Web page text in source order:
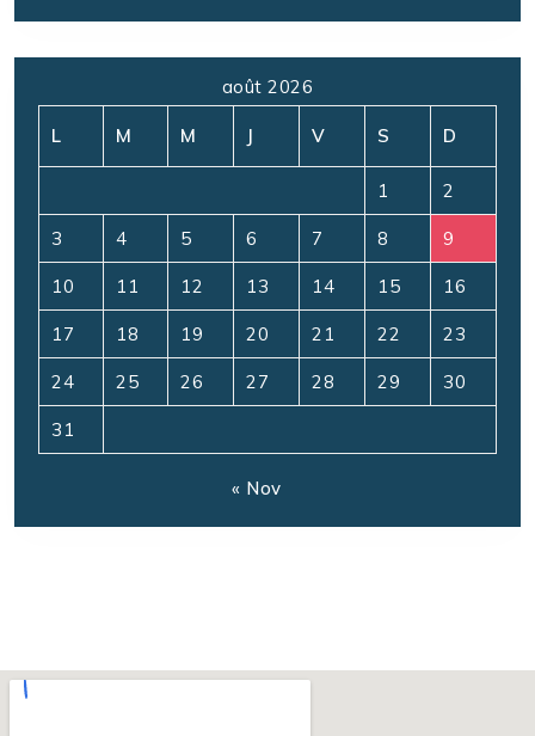
août 2026
L M M J V S D
1 2
3 4 5 6 7 8 9
10 11 12 13 14 15 16
17 18 19 20 21 22 23
24 25 26 27 28 29 30
31
« Nov